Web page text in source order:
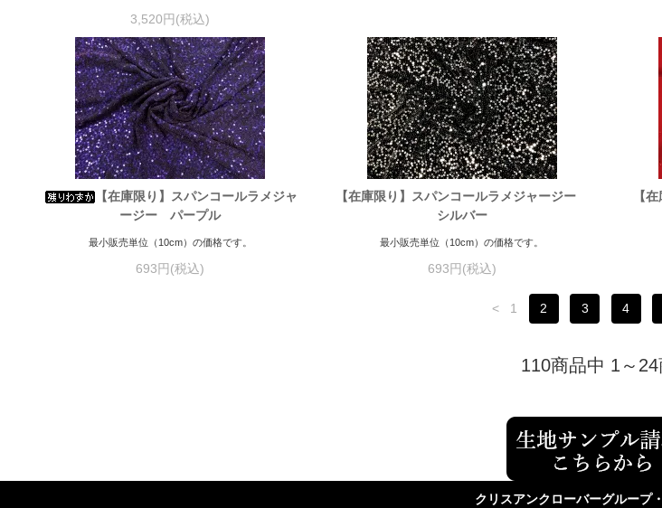
3,520円(税込)
【在庫限り】スパンコールラメジャ
ージー パープル
最小販売単位（10cm）の価格です。
693円(税込)
【在庫限り】スパンコールラメジャージー
シルバー
最小販売単位（10cm）の価格です。
693円(税込)
【
< 1 2 3 4
110商品中 1～24
クリスアンクローバーグループ